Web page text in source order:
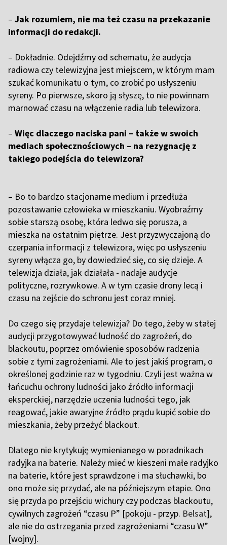
– Jak rozumiem, nie ma też czasu na przekazanie
informacji do redakcji.
– Dokładnie. Odejdźmy od schematu, że audycja
radiowa czy telewizyjna jest miejscem, w którym mam
szukać komunikatu o tym, co zrobić po usłyszeniu
syreny. Po pierwsze, skoro ją słyszę, to nie powinnam
marnować czasu na włączenie radia lub telewizora.
– Więc dlaczego naciska pani – także w swoich
mediach społecznościowych – na rezygnację z
takiego podejścia do telewizora?
– Bo to bardzo stacjonarne medium i przedłuża
pozostawanie człowieka w mieszkaniu. Wyobraźmy
sobie starszą osobę, która ledwo się porusza, a
mieszka na ostatnim piętrze. Jest przyzwyczajoną do
czerpania informacji z telewizora, więc po usłyszeniu
syreny włącza go, by dowiedzieć się, co się dzieje. A
telewizja działa, jak działała - nadaje audycje
polityczne, rozrywkowe. A w tym czasie drony lecą i
czasu na zejście do schronu jest coraz mniej.
Do czego się przydaje telewizja? Do tego, żeby w stałej
audycji przygotowywać ludność do zagrożeń, do
blackoutu, poprzez omówienie sposobów radzenia
sobie z tymi zagrożeniami. Ale to jest jakiś program, o
określonej godzinie raz w tygodniu. Czyli jest ważna w
łańcuchu ochrony ludności jako źródło informacji
eksperckiej, narzędzie uczenia ludności tego, jak
reagować, jakie awaryjne źródło prądu kupić sobie do
mieszkania, żeby przeżyć blackout.
Dlatego nie krytykuję wymienianego w poradnikach
radyjka na baterie. Należy mieć w kieszeni małe radyjko
na baterie, które jest sprawdzone i ma słuchawki, bo
ono może się przydać, ale na późniejszym etapie. Ono
się przyda po przejściu wichury czy podczas blackoutu,
cywilnych zagrożeń “czasu P” [pokoju - przyp. Belsat],
ale nie do ostrzegania przed zagrożeniami “czasu W”
[wojny].